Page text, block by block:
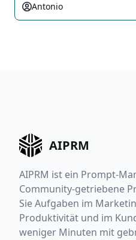
Antonio
AIPRM
AIPRM ist ein Prompt-
Community-getriebene
Sie Aufgaben im
Produktivität und im
weniger Minuten mit